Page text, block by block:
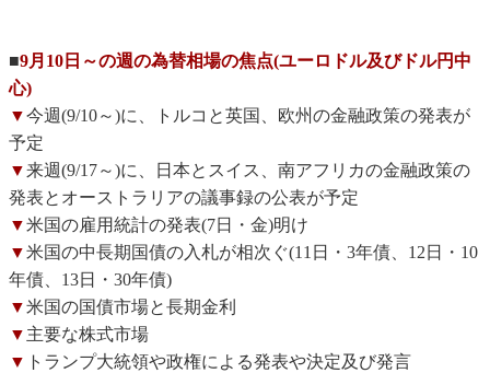
■9月10日～の週の為替相場の焦点(ユーロドル及びドル円中
心)
▼今週(9/10～)に、トルコと英国、欧州の金融政策の発表が
予定
▼来週(9/17～)に、日本とスイス、南アフリカの金融政策の
発表とオーストラリアの議事録の公表が予定
▼米国の雇用統計の発表(7日・金)明け
▼米国の中長期国債の入札が相次ぐ(11日・3年債、12日・10
年債、13日・30年債)
▼米国の国債市場と長期金利
▼ 主要な株式市場
▼ トランプ大統領や政権による発表や決定及び発言